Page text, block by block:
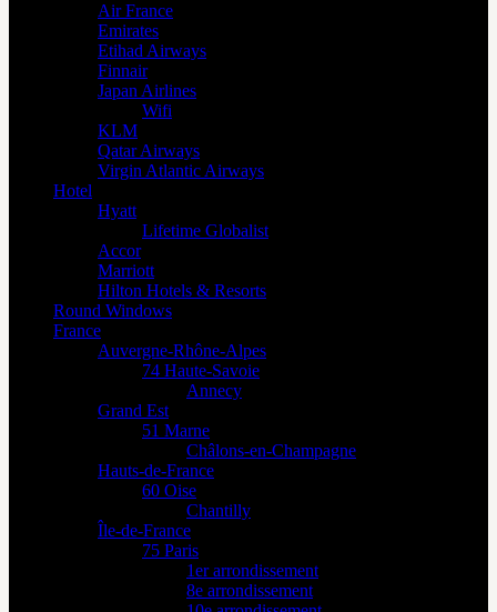
Air France
Emirates
Etihad Airways
Finnair
Japan Airlines
Wifi
KLM
Qatar Airways
Virgin Atlantic Airways
Hotel
Hyatt
Lifetime Globalist
Accor
Marriott
Hilton Hotels & Resorts
Round Windows
France
Auvergne-Rhône-Alpes
74 Haute-Savoie
Annecy
Grand Est
51 Marne
Châlons-en-Champagne
Hauts-de-France
60 Oise
Chantilly
Île-de-France
75 Paris
1er arrondissement
8e arrondissement